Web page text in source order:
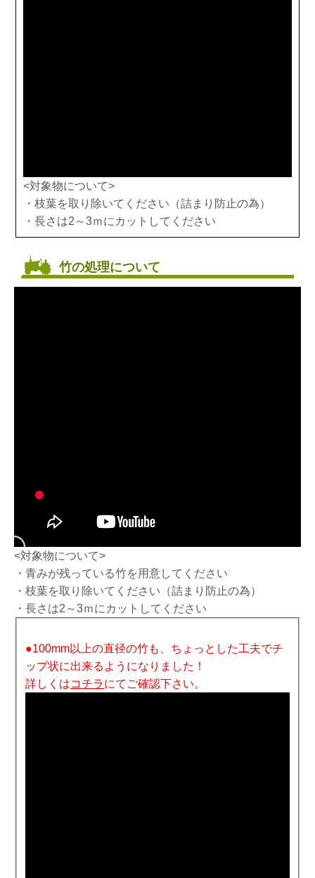
<対象物について>
・枝葉を取り除いてください（詰まり防止の為）
・長さは2～3ｍにカットしてください
竹の処理について
<対象物について>
・青みが残っている竹を用意してください
・枝葉を取り除いてください（詰まり防止の為）
・長さは2～3ｍにカットしてください
●100mm以上の直径の竹も、ちょっとした工夫でチ
ップ状に出来るようになりました！
詳しくはコチラにてご確認下さい。